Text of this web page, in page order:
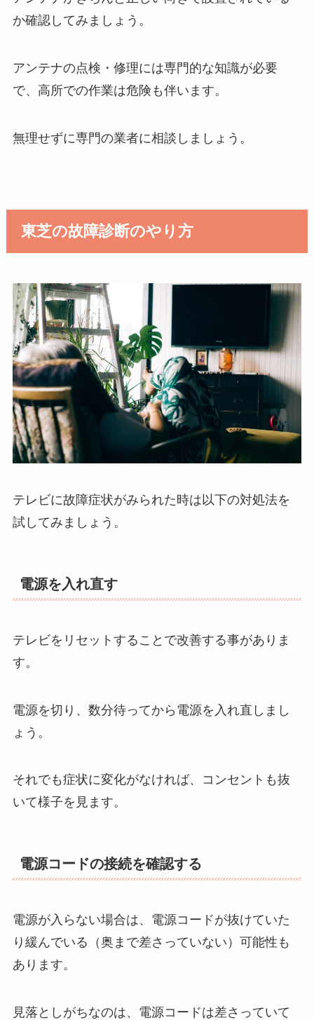
か確認してみましょう。
アンテナの点検・修理には専門的な知識が必要
で、高所での作業は危険も伴います。
無理せずに専門の業者に相談しましょう。
東芝の故障診断のやり方
テレビに故障症状がみられた時は以下の対処法を
試してみましょう。
電源を入れ直す
テレビをリセットすることで改善する事がありま
す。
電源を切り、数分待ってから電源を入れ直しまし
ょう。
それでも症状に変化がなければ、コンセントも抜
いて様子を見ます。
電源コードの接続を確認する
電源が入らない場合は、電源コードが抜けていた
り緩んでいる（奥まで差さっていない）可能性も
あります。
見落としがちなのは、電源コードは差さっていて